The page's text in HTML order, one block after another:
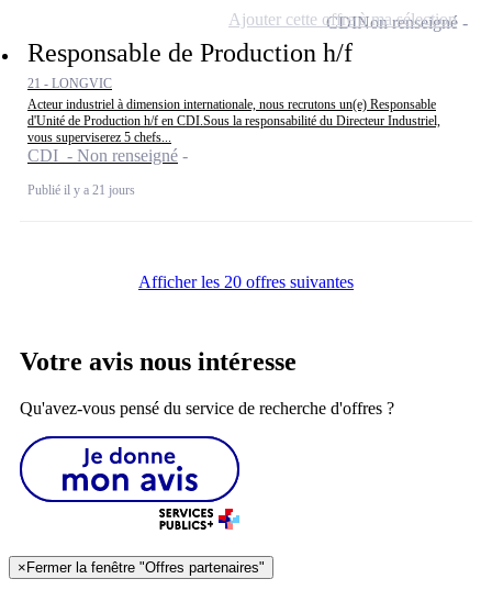
Responsable de Production h/f
21 - LONGVIC
Acteur industriel à dimension internationale, nous recrutons un(e) Responsable
d'Unité de Production h/f en CDI.Sous la responsabilité du Directeur Industriel,
vous superviserez 5 chefs...
CDI - Non renseigné
Publié il y a 21 jours
CDINon renseigné
Ajouter cette offre à ma sélection
Afficher les 20 offres suivantes
Votre avis nous intéresse
Qu'avez-vous pensé du service de recherche d'offres ?
×Fermer la fenêtre "Offres partenaires"